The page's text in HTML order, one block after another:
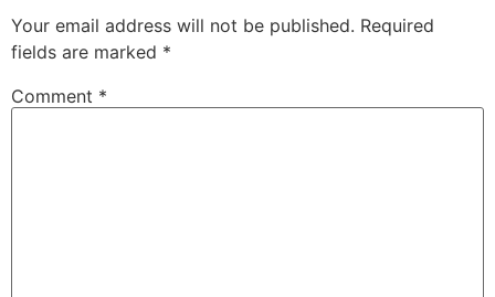
Your email address will not be published. Required
fields are marked *
Comment *